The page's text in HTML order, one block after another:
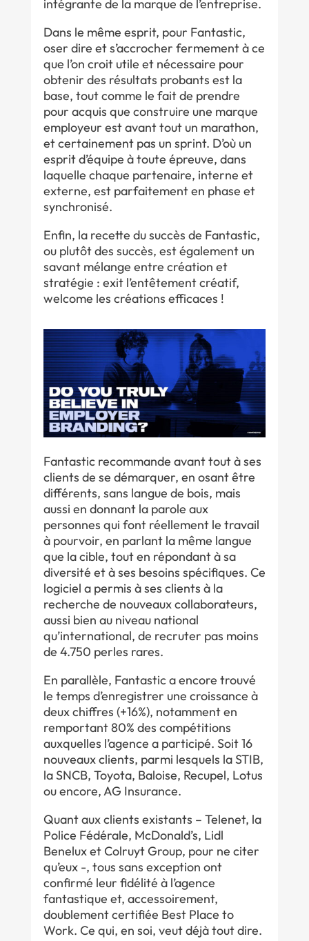
intégrante de la marque de l’entreprise.
Dans le même esprit, pour Fantastic,
oser dire et s’accrocher fermement à ce
que l’on croit utile et nécessaire pour
obtenir des résultats probants est la
base, tout comme le fait de prendre
pour acquis que construire une marque
employeur est avant tout un marathon,
et certainement pas un sprint. D’où un
esprit d’équipe à toute épreuve, dans
laquelle chaque partenaire, interne et
externe, est parfaitement en phase et
synchronisé.
Enfin, la recette du succès de Fantastic,
ou plutôt des succès, est également un
savant mélange entre création et
stratégie : exit l’entêtement créatif,
welcome les créations efficaces !
Fantastic recommande avant tout à ses
clients de se démarquer, en osant être
différents, sans langue de bois, mais
aussi en donnant la parole aux
personnes qui font réellement le travail
à pourvoir, en parlant la même langue
que la cible, tout en répondant à sa
diversité et à ses besoins spécifiques. Ce
logiciel a permis à ses clients à la
recherche de nouveaux collaborateurs,
aussi bien au niveau national
qu’international, de recruter pas moins
de 4.750 perles rares.
En parallèle, Fantastic a encore trouvé
le temps d’enregistrer une croissance à
deux chiffres (+16%), notamment en
remportant 80% des compétitions
auxquelles l’agence a participé. Soit 16
nouveaux clients, parmi lesquels la STIB,
la SNCB, Toyota, Baloise, Recupel, Lotus
ou encore, AG Insurance.
Quant aux clients existants – Telenet, la
Police Fédérale, McDonald’s, Lidl
Benelux et Colruyt Group, pour ne citer
qu’eux -, tous sans exception ont
confirmé leur fidélité à l’agence
fantastique et, accessoirement,
doublement certifiée Best Place to
Work. Ce qui, en soi, veut déjà tout dire.